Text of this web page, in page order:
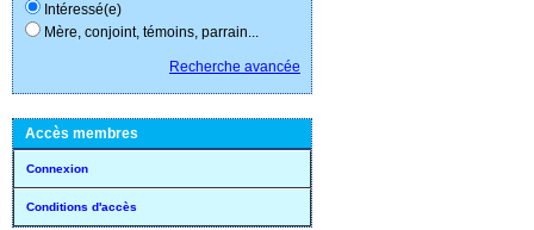
Intéressé(e)
Mère, conjoint, témoins, parrain...
Recherche avancée
Accès membres
Connexion
Conditions d'accès